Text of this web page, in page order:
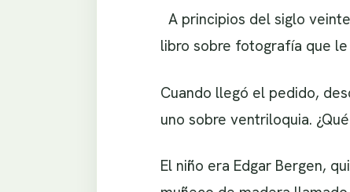
A principios del siglo
libro sobre fotografía que
Cuando llegó el pedido,
uno sobre ventriloquia.
El niño era Edgar Bergen,